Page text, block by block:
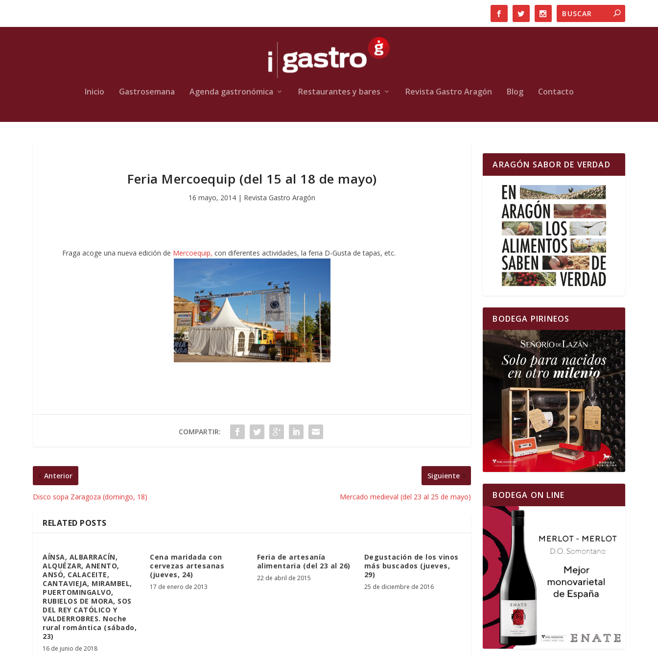
Inicio Gastrosemana Agenda gastronómica Restaurantes y bares Revista Gastro Aragón Blog Contacto
Feria Mercoequip (del 15 al 18 de mayo)
16 mayo, 2014 | Revista Gastro Aragón
Fraga acoge una nueva edición de Mercoequip,con diferentes actividades, la feria D-Gusta de tapas, etc.
COMPARTIR:
Anterior
Disco sopa Zaragoza (domingo, 18)
Siguiente
Mercado medieval (del 23 al 25 de mayo)
RELATED POSTS
AÍNSA, ALBARRACÍN,
ALQUÉZAR, ANENTO,
ANSÓ, CALACEITE,
CANTAVIEJA, MIRAMBEL,
PUERTOMINGALVO,
RUBIELOS DE MORA, SOS
DEL REY CATÓLICO Y
VALDERROBRES. Noche
rural romántica (sábado,
23)
16 de junio de 2018
Cena maridada con
cervezas artesanas
(jueves, 24)
17 de enero de 2013
Feria de artesanía
alimentaria (del 23 al 26)
22 de abril de 2015
Degustación de los vinos
más buscados (jueves,
29)
25 de diciembre de 2016
ARAGÓN SABOR DE VERDAD
BODEGA PIRINEOS
BODEGA ON LINE